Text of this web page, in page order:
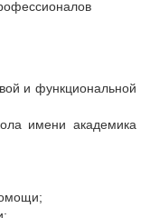
и функциональной
имени академика